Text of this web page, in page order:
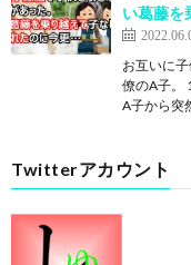
い葛藤を
お互いに
僚のA子。
A子から突
Twitterアカウント